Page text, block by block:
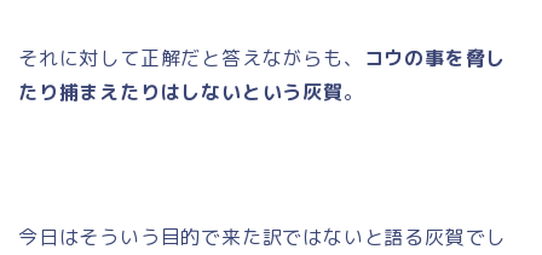
それに対して正解だと答えながらも、
コウの事を脅し
たり捕まえたりはしないという灰賀。
今日はそういう目的で来た訳ではないと語る灰賀でし